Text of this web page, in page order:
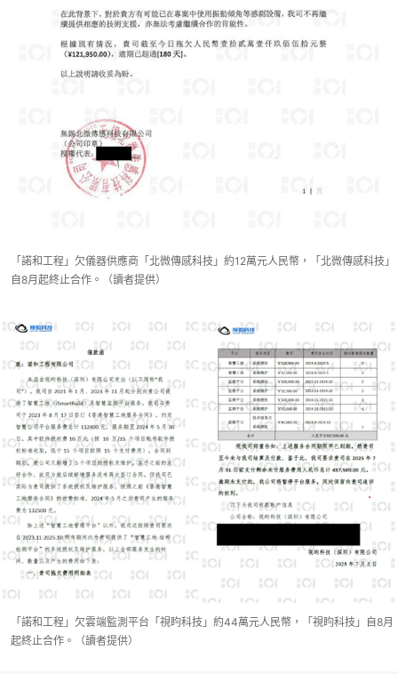
「諾和工程」欠儀器供應商「北微傳感科技」約12萬元人民幣，「北微傳感科技」
自8月起終止合作。（讀者提供）
「諾和工程」欠雲端監測平台「視盷科技」約44萬元人民幣，「視盷科技」自8月
起終止合作。（讀者提供）